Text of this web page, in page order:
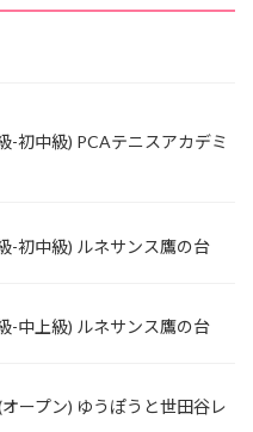
-初中級) PCAテニスアカデミ
-初中級) ルネサンス鷹の台
-中上級) ルネサンス鷹の台
ープン) ゆうぽうと世田谷レ